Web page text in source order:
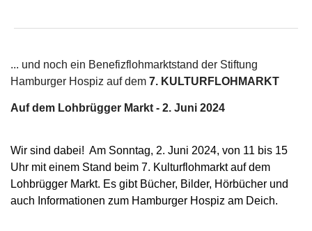
... und noch ein Benefizflohmarktstand der Stiftung
Hamburger Hospiz auf dem 7. KULTURFLOHMARKT
Auf dem Lohbrügger Markt - 2. Juni 2024
Wir sind dabei! Am Sonntag, 2. Juni 2024, von 11 bis 15
Uhr mit einem Stand beim 7. Kulturflohmarkt auf dem
Lohbrügger Markt. Es gibt Bücher, Bilder, Hörbücher und
auch Informationen zum Hamburger Hospiz am Deich.